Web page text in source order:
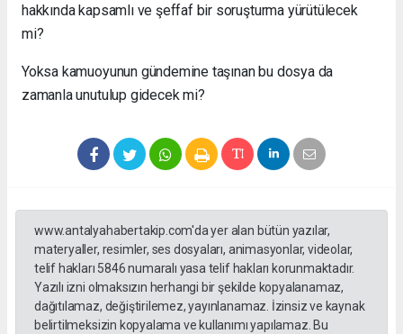
hakkında kapsamlı ve şeffaf bir soruşturma yürütülecek
mi?
Yoksa kamuoyunun gündemine taşınan bu dosya da
zamanla unutulup gidecek mi?
www.antalyahabertakip.com'da yer alan bütün yazılar,
materyaller, resimler, ses dosyaları, animasyonlar, videolar,
telif hakları 5846 numaralı yasa telif hakları korunmaktadır.
Yazılı izni olmaksızın herhangi bir şekilde kopyalanamaz,
dağıtılamaz, değiştirilemez, yayınlanamaz. İzinsiz ve kaynak
belirtilmeksizin kopyalama ve kullanımı yapılamaz. Bu